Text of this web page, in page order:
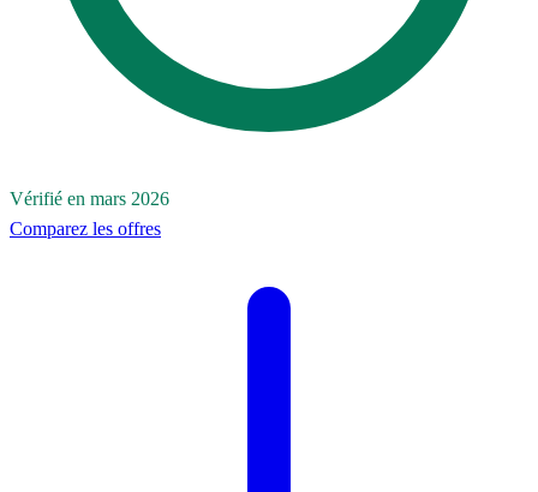
Vérifié en mars 2026
Comparez les offres